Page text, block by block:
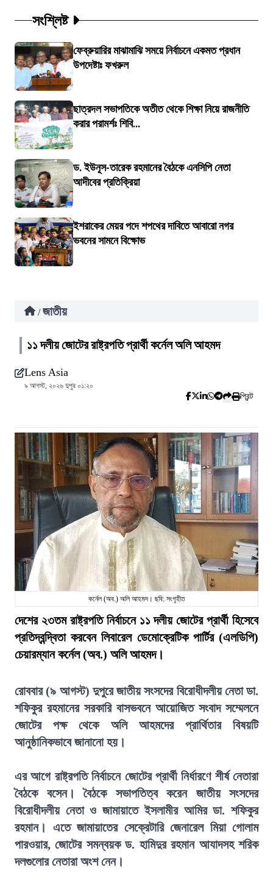
সংশ্লিষ্ট
ফেব্রুয়ারির মাঝামাঝি সময়ে নির্বাচনে একমত প্রধান
উপদেষ্টাঃ ফখরুল
ছাত্রদল সভাপতিকে অতীত থেকে শিক্ষা নিয়ে রাজনীতি
করার পরামর্শঃ শিবি...
ড. ইউনূস-তারেক রহমানের বৈঠকে এনসিপি নেতা
আদীবের প্রতিক্রিয়া
ইশরাকের মেয়র পদে শপথের দাবিতে আবারো নগর
ভবনের সামনে বিক্ষোভ
/ জাতীয়
১১ দলীয় জোটের রাষ্ট্রপতি প্রার্থী কর্নেল অলি আহমদ
Lens Asia
৯ আগস্ট, ২০২৬ দুপুর ০১:২০
প্রিন্ট
কর্নেল (অব.) অলি আহমদ। ছবি: সংগৃহীত
দেশের ২৩তম রাষ্ট্রপতি নির্বাচনে ১১ দলীয় জোটের প্রার্থী হিসেবে
প্রতিদ্বন্দ্বিতা করবেন লিবারেল ডেমোক্রেটিক পার্টির (এলডিপি)
চেয়ারম্যান কর্নেল (অব.) অলি আহমদ।
রোববার (৯ আগস্ট) দুপুরে জাতীয় সংসদের বিরোধীদলীয় নেতা ডা.
শফিকুর রহমানের সরকারি বাসভবনে আয়োজিত সংবাদ সম্মেলনে
জোটের পক্ষ থেকে অলি আহমদের প্রার্থিতার বিষয়টি
আনুষ্ঠানিকভাবে জানানো হয়।
এর আগে রাষ্ট্রপতি নির্বাচনে জোটের প্রার্থী নির্ধারণে শীর্ষ নেতারা
বৈঠকে বসেন। বৈঠকে সভাপতিত্ব করেন জাতীয় সংসদের
বিরোধীদলীয় নেতা ও জামায়াতে ইসলামীর আমির ডা. শফিকুর
রহমান। এতে জামায়াতের সেক্রেটারি জেনারেল মিয়া গোলাম
পারওয়ার, জোটের সমন্বয়ক ড. হামিদুর রহমান আযাদসহ শরিক
দলগুলোর নেতারা অংশ নেন।